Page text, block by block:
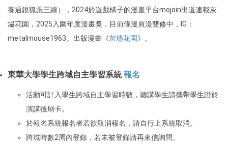
養過銀狐跟三線），2024於遊戲橘子的漫畫平台mojoin出道連載灰
燼花園，2025入圍年度漫畫獎，目前條漫頁漫雙修中，IG：
metalmouse1963。出版漫畫《灰燼花園》。
東華大學學生跨域自主學習系統報名
活動可計入學生跨域自主學習時數，聽講學生請攜帶學生證於
演講後刷卡。
於報名系統報名者若欲取消報名，請自行上系統取消。
跨域時數2周內登錄，若未被登錄請再來信詢問。